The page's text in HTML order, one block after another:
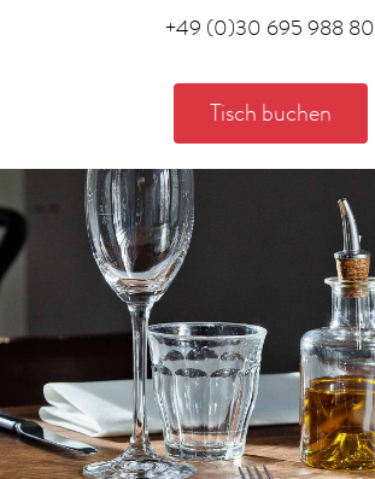
+49 (0)30 695 988 80
Tisch buchen